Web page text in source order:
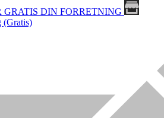
GRATIS DIN FORRETNING
(Gratis)